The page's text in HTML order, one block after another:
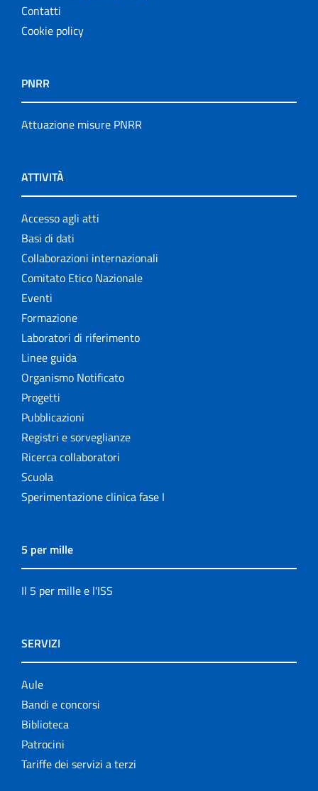
Contatti
Cookie policy
PNRR
Attuazione misure PNRR
ATTIVITÀ
Accesso agli atti
Basi di dati
Collaborazioni internazionali
Comitato Etico Nazionale
Eventi
Formazione
Laboratori di riferimento
Linee guida
Organismo Notificato
Progetti
Pubblicazioni
Registri e sorveglianze
Ricerca collaboratori
Scuola
Sperimentazione clinica fase I
5 per mille
Il 5 per mille e l'ISS
SERVIZI
Aule
Bandi e concorsi
Biblioteca
Patrocini
Tariffe dei servizi a terzi